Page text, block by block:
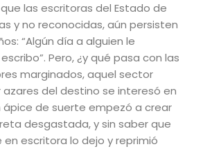
las escritoras del Estado de
y no reconocidas, aún persisten
“Algún día a alguien le
Pero, ¿y qué pasa con las
marginados, aquel sector
del destino se interesó en
ápice de suerte empezó a crear
desgastada, y sin saber que
escritora lo dejo y reprimió